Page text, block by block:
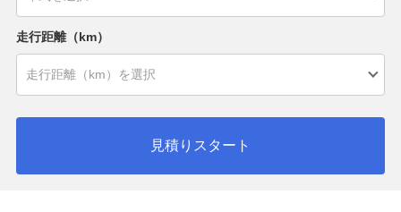
走行距離（km）
見積りスタート